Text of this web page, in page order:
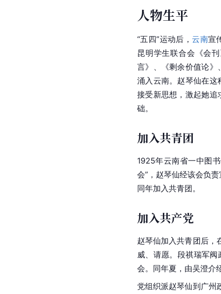
人物生平
“五四”运动后，云南宣
昆明学生联合会《会刊
言》、《剩余价值论》
涌入云南。赵琴仙在这
接受新思想，激起她追
础。
加入共青团
1925年云南省一中图
会”，赵琴仙经该会负
同年加入共青团。
加入共产党
赵琴仙加入共青团后，
威、请愿。段祺瑞军阀
会。同年夏，由吴澄介
党组织派赵琴仙到广州